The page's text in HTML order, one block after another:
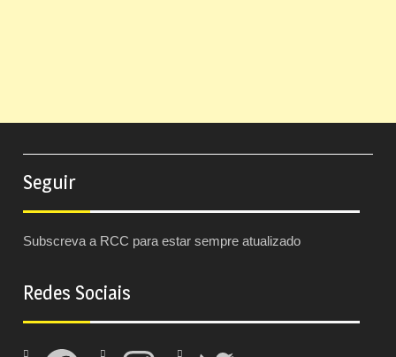
Seguir
Subscreva a RCC para estar sempre atualizado
Redes Sociais
Facebook Instagram Twitter